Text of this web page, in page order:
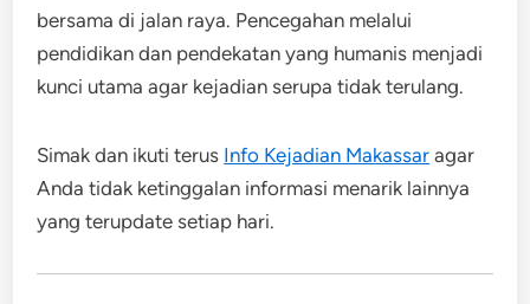
bersama di jalan raya. Pencegahan melalui
pendidikan dan pendekatan yang humanis menjadi
kunci utama agar kejadian serupa tidak terulang.
Simak dan ikuti terus Info Kejadian Makassar agar
Anda tidak ketinggalan informasi menarik lainnya
yang terupdate setiap hari.